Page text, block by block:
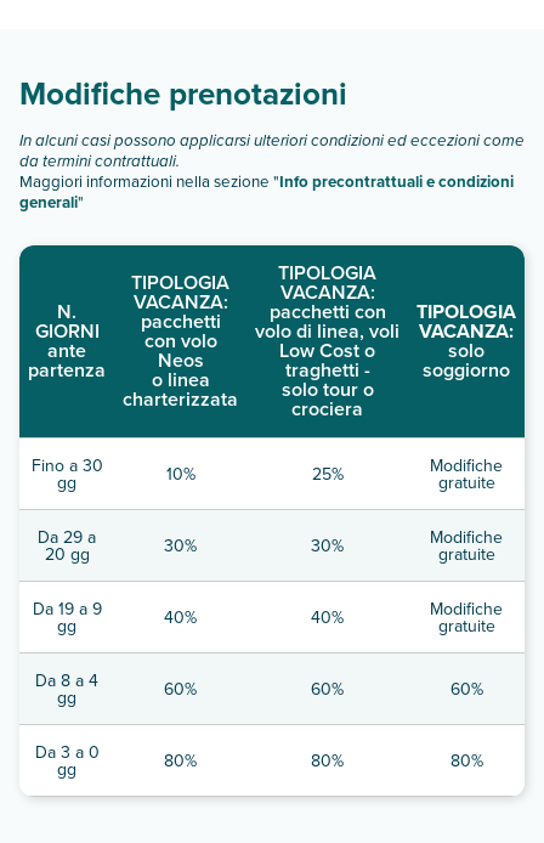
Modifiche prenotazioni
In alcuni casi possono applicarsi ulteriori condizioni ed eccezioni come
da termini contrattuali.
Maggiori informazioni nella sezione "Info precontrattuali e condizioni
generali"
N.
GIORNI
ante
partenza
TIPOLOGIA
VACANZA:
pacchetti
con volo
Neos
o linea
charterizzata
TIPOLOGIA
VACANZA:
pacchetti con
volo di linea, voli
Low Cost o
traghetti -
solo tour o
crociera
TIPOLOGIA
VACANZA:
solo
soggiorno
Fino a 30
gg 10% 25% Modifiche
gratuite
Da 29 a
20 gg 30% 30% Modifiche
gratuite
Da 19 a 9
gg 40% 40% Modifiche
gratuite
Da 8 a 4
gg 60% 60% 60%
Da 3 a 0
gg 80% 80% 80%